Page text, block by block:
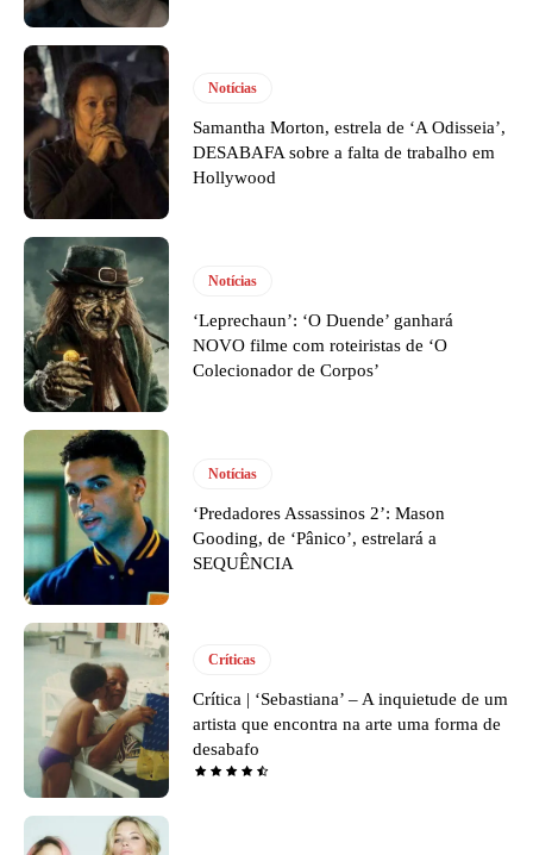
Notícias
Samantha Morton, estrela de ‘A Odisseia’,
DESABAFA sobre a falta de trabalho em
Hollywood
Notícias
‘Leprechaun’: ‘O Duende’ ganhará
NOVO filme com roteiristas de ‘O
Colecionador de Corpos’
Notícias
‘Predadores Assassinos 2’: Mason
Gooding, de ‘Pânico’, estrelará a
SEQUÊNCIA
Críticas
Crítica | ‘Sebastiana’ – A inquietude de um
artista que encontra na arte uma forma de
desabafo